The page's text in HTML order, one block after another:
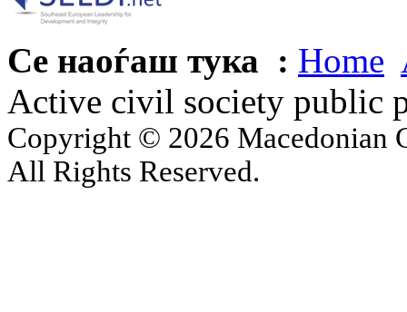
Се наоѓаш тука : Home
Active civil society public
Copyright © 2026 Macedonian
All Rights Reserved.